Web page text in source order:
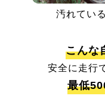
汚れている
こんな
安全に走行
最低